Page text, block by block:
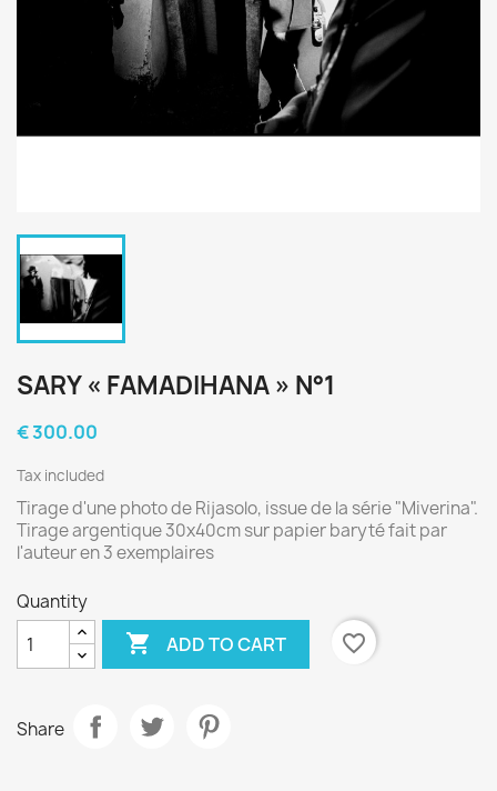
SARY « FAMADIHANA » N°1
€ 300.00
Tax included
Tirage d'une photo de Rijasolo, issue de la série "Miverina".
Tirage argentique 30x40cm sur papier baryté fait par
l'auteur en 3 exemplaires
Quantity
 ADD TO CART favorite_border
Share